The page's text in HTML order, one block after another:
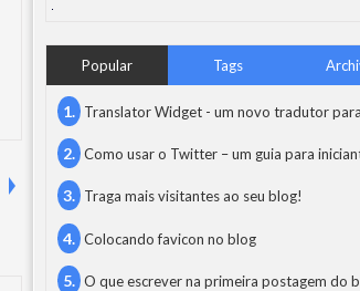
Popular Tags
Translator Widget - um novo tradutor
Como usar o Twitter – um guia para
Traga mais visitantes ao seu blog!
Colocando favicon no blog
O que escrever na primeira postagem do